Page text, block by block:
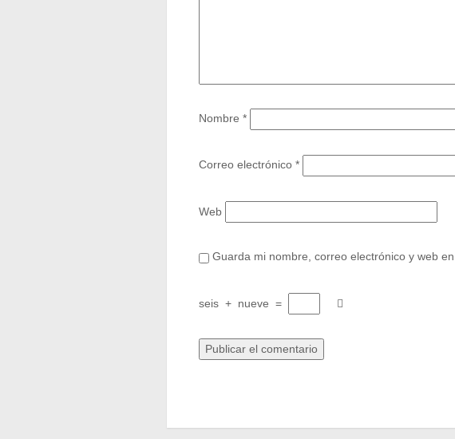
Nombre *
Correo electrónico *
Web
Guarda mi nombre, correo electrónico y web
seis + nueve =